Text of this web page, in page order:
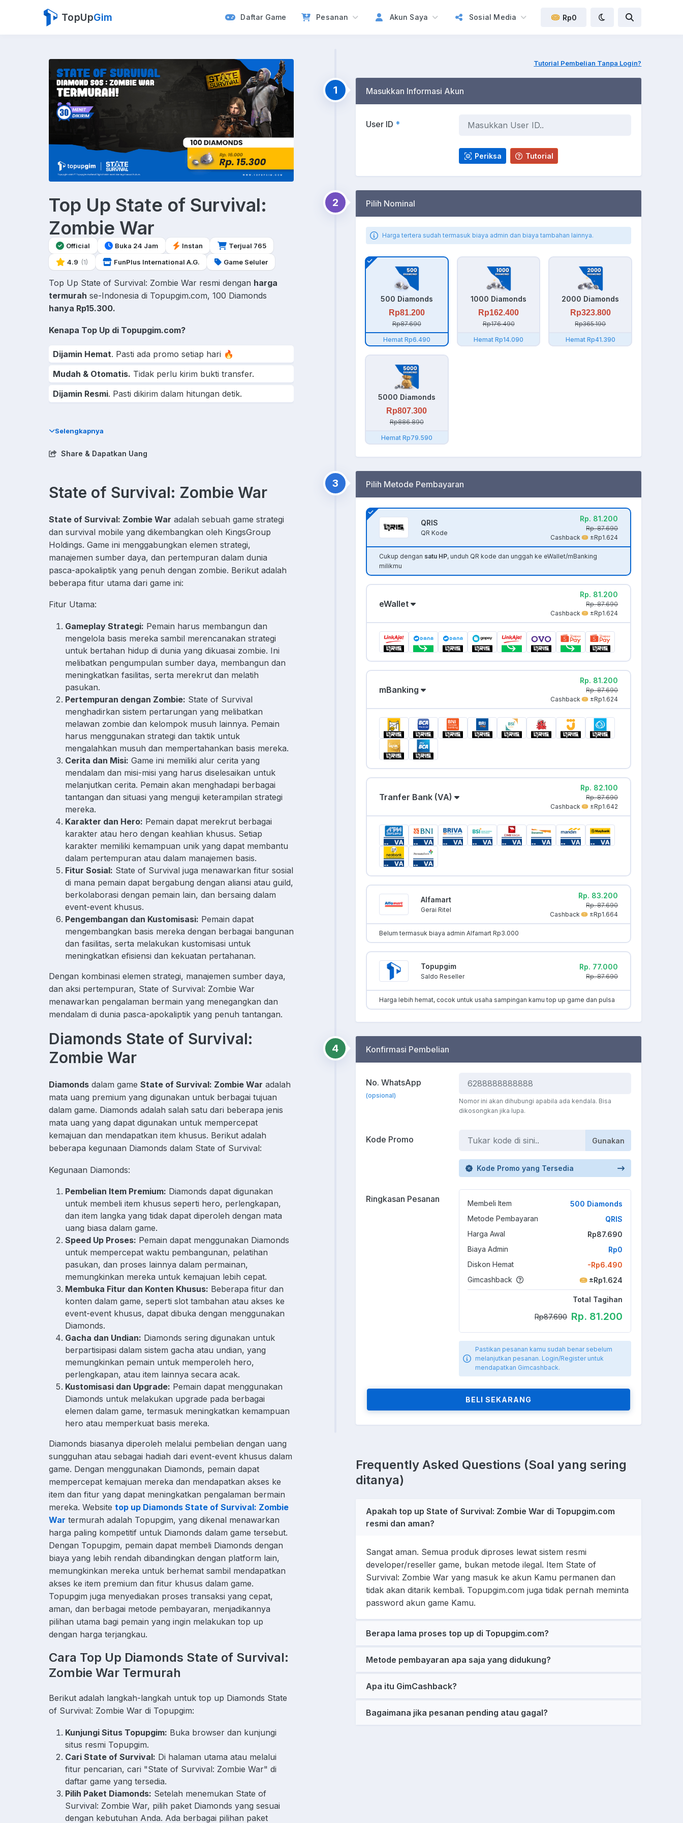
TopUpGim Daftar Game Pesanan Akun Saya Sosial Media Rp0
Top Up State of Survival:
Zombie War
Official Buka 24 Jam Instan
Terjual 765
4.9 (1) FunPlus International A.G. Game Seluler
Top Up State of Survival: Zombie War resmi dengan harga
termurah se-Indonesia di Topupgim.com, 100 Diamonds
hanya Rp15.300.
Kenapa Top Up di Topupgim.com?
Dijamin Hemat. Pasti ada promo setiap hari 🔥
Mudah & Otomatis. Tidak perlu kirim bukti transfer.
Dijamin Resmi. Pasti dikirim dalam hitungan detik.
Selengkapnya
Share & Dapatkan Uang
State of Survival: Zombie War
State of Survival: Zombie War adalah sebuah game strategi
dan survival mobile yang dikembangkan oleh KingsGroup
Holdings. Game ini menggabungkan elemen strategi,
manajemen sumber daya, dan pertempuran dalam dunia
pasca-apokaliptik yang penuh dengan zombie. Berikut adalah
beberapa fitur utama dari game ini:
Fitur Utama:
Gameplay Strategi: Pemain harus membangun dan
mengelola basis mereka sambil merencanakan strategi
untuk bertahan hidup di dunia yang dikuasai zombie. Ini
melibatkan pengumpulan sumber daya, membangun dan
meningkatkan fasilitas, serta merekrut dan melatih
pasukan.
Pertempuran dengan Zombie: State of Survival
menghadirkan sistem pertarungan yang melibatkan
melawan zombie dan kelompok musuh lainnya. Pemain
harus menggunakan strategi dan taktik untuk
mengalahkan musuh dan mempertahankan basis mereka.
Cerita dan Misi: Game ini memiliki alur cerita yang
mendalam dan misi-misi yang harus diselesaikan untuk
melanjutkan cerita. Pemain akan menghadapi berbagai
tantangan dan situasi yang menguji keterampilan strategi
mereka.
Karakter dan Hero: Pemain dapat merekrut berbagai
karakter atau hero dengan keahlian khusus. Setiap
karakter memiliki kemampuan unik yang dapat membantu
dalam pertempuran atau dalam manajemen basis.
Fitur Sosial: State of Survival juga menawarkan fitur sosial
di mana pemain dapat bergabung dengan aliansi atau guild,
berkolaborasi dengan pemain lain, dan bersaing dalam
event-event khusus.
Pengembangan dan Kustomisasi: Pemain dapat
mengembangkan basis mereka dengan berbagai bangunan
dan fasilitas, serta melakukan kustomisasi untuk
meningkatkan efisiensi dan kekuatan pertahanan.
Dengan kombinasi elemen strategi, manajemen sumber daya,
dan aksi pertempuran, State of Survival: Zombie War
menawarkan pengalaman bermain yang menegangkan dan
mendalam di dunia pasca-apokaliptik yang penuh tantangan.
Diamonds State of Survival:
Zombie War
Diamonds dalam game State of Survival: Zombie War adalah
mata uang premium yang digunakan untuk berbagai tujuan
dalam game. Diamonds adalah salah satu dari beberapa jenis
mata uang yang dapat digunakan untuk mempercepat
kemajuan dan mendapatkan item khusus. Berikut adalah
beberapa kegunaan Diamonds dalam State of Survival:
Kegunaan Diamonds:
Pembelian Item Premium: Diamonds dapat digunakan
untuk membeli item khusus seperti hero, perlengkapan,
dan item langka yang tidak dapat diperoleh dengan mata
uang biasa dalam game.
Speed Up Proses: Pemain dapat menggunakan Diamonds
untuk mempercepat waktu pembangunan, pelatihan
pasukan, dan proses lainnya dalam permainan,
memungkinkan mereka untuk kemajuan lebih cepat.
Membuka Fitur dan Konten Khusus: Beberapa fitur dan
konten dalam game, seperti slot tambahan atau akses ke
event-event khusus, dapat dibuka dengan menggunakan
Diamonds.
Gacha dan Undian: Diamonds sering digunakan untuk
berpartisipasi dalam sistem gacha atau undian, yang
memungkinkan pemain untuk memperoleh hero,
perlengkapan, atau item lainnya secara acak.
Kustomisasi dan Upgrade: Pemain dapat menggunakan
Diamonds untuk melakukan upgrade pada berbagai
elemen dalam game, termasuk meningkatkan kemampuan
hero atau memperkuat basis mereka.
Diamonds biasanya diperoleh melalui pembelian dengan uang
sungguhan atau sebagai hadiah dari event-event khusus dalam
game. Dengan menggunakan Diamonds, pemain dapat
mempercepat kemajuan mereka dan mendapatkan akses ke
item dan fitur yang dapat meningkatkan pengalaman bermain
mereka. Website top up Diamonds State of Survival: Zombie
War termurah adalah Topupgim, yang dikenal menawarkan
harga paling kompetitif untuk Diamonds dalam game tersebut.
Dengan Topupgim, pemain dapat membeli Diamonds dengan
biaya yang lebih rendah dibandingkan dengan platform lain,
memungkinkan mereka untuk berhemat sambil mendapatkan
akses ke item premium dan fitur khusus dalam game.
Topupgim juga menyediakan proses transaksi yang cepat,
aman, dan berbagai metode pembayaran, menjadikannya
pilihan utama bagi pemain yang ingin melakukan top up
dengan harga terjangkau.
Cara Top Up Diamonds State of Survival:
Zombie War Termurah
Berikut adalah langkah-langkah untuk top up Diamonds State
of Survival: Zombie War di Topupgim:
Kunjungi Situs Topupgim: Buka browser dan kunjungi
situs resmi Topupgim.
Cari State of Survival: Di halaman utama atau melalui
fitur pencarian, cari "State of Survival: Zombie War" di
daftar game yang tersedia.
Pilih Paket Diamonds: Setelah menemukan State of
Survival: Zombie War, pilih paket Diamonds yang sesuai
dengan kebutuhan Anda. Ada berbagai pilihan paket
Tutorial Pembelian Tanpa Login?
1 Masukkan Informasi Akun
User ID *
Periksa Tutorial
2 Pilih Nominal
Harga tertera sudah termasuk biaya admin dan biaya tambahan lainnya.
500 Diamonds
Rp81.200
Rp87.690
Hemat Rp6.490
1000 Diamonds
Rp162.400
Rp176.490
Hemat Rp14.090
2000 Diamonds
Rp323.800
Rp365.190
Hemat Rp41.390
5000 Diamonds
Rp807.300
Rp886.890
Hemat Rp79.590
3 Pilih Metode Pembayaran
QRIS
QR Kode
Rp. 81.200
Rp. 87.690
Cashback
±Rp1.624
Cukup dengan satu HP, unduh QR kode dan unggah ke eWallet/mBanking
milikmu
eWallet
Rp. 81.200
Rp. 87.690
Cashback
±Rp1.624
mBanking
Rp. 81.200
Rp. 87.690
Cashback
±Rp1.624
Tranfer Bank (VA)
Rp. 82.100
Rp. 87.690
Cashback
±Rp1.642
Alfamart
Gerai Ritel
Rp. 83.200
Rp. 87.690
Cashback
±Rp1.664
Belum termasuk biaya admin Alfamart Rp3.000
Topupgim
Saldo Reseller
Rp. 77.000
Rp. 87.690
Harga lebih hemat, cocok untuk usaha sampingan kamu top up game dan pulsa
4 Konfirmasi Pembelian
No. WhatsApp
(opsional)
Nomor ini akan dihubungi apabila ada kendala. Bisa
dikosongkan jika lupa.
Kode Promo Gunakan
Kode Promo yang Tersedia
Ringkasan Pesanan Membeli Item
500 Diamonds
Metode Pembayaran
QRIS
Harga Awal
Rp87.690
Biaya Admin
Rp0
Diskon Hemat
-Rp6.490
Gimcashback
±Rp1.624
Total Tagihan
Rp87.690 Rp. 81.200
Pastikan pesanan kamu sudah benar sebelum
melanjutkan pesanan. Login/Register untuk
mendapatkan Gimcashback.
BELI SEKARANG
Frequently Asked Questions (Soal yang sering
ditanya)
Apakah top up State of Survival: Zombie War di Topupgim.com
resmi dan aman?
Sangat aman. Semua produk diproses lewat sistem resmi
developer/reseller game, bukan metode ilegal. Item State of
Survival: Zombie War yang masuk ke akun Kamu permanen dan
tidak akan ditarik kembali. Topupgim.com juga tidak pernah meminta
password akun game Kamu.
Berapa lama proses top up di Topupgim.com?
Metode pembayaran apa saja yang didukung?
Apa itu GimCashback?
Bagaimana jika pesanan pending atau gagal?